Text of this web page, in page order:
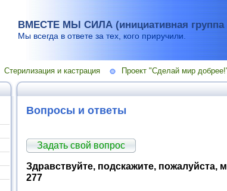
ВМЕСТЕ МЫ СИЛА (инициативная
Мы всегда в ответе за тех, кого приручили.
Стерилизация и кастрация Проект "Сделай мир
Вопросы и ответы
Задать свой вопрос
Здравствуйте, подскажите, пожалуйста,
277